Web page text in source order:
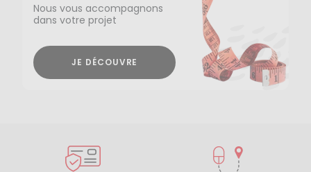
Nous vous accompagnons
dans votre projet
JE DÉCOUVRE